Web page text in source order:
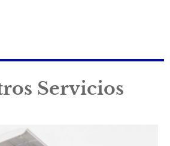
Servicios